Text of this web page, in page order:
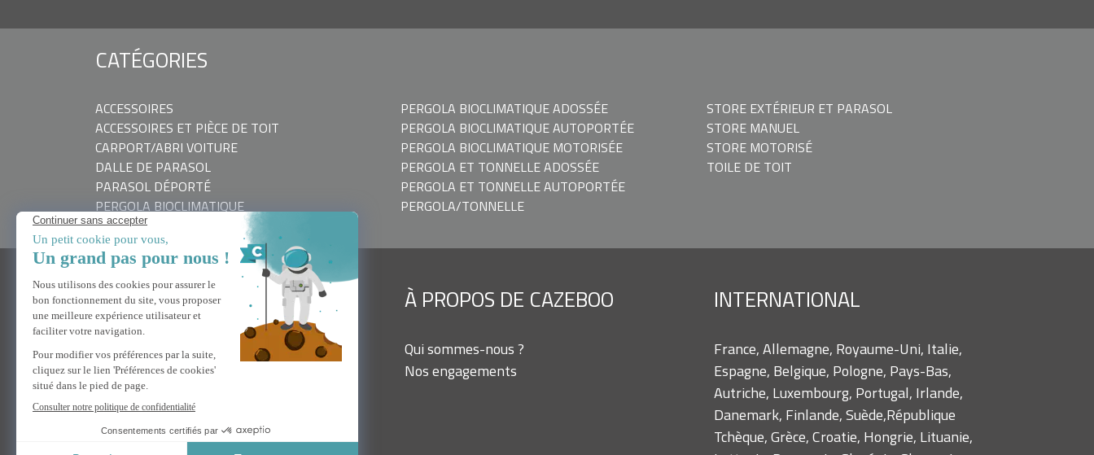
CATÉGORIES
ACCESSOIRES
ACCESSOIRES ET PIÈCE DE TOIT
CARPORT/ABRI VOITURE
DALLE DE PARASOL
PARASOL DÉPORTÉ
PERGOLA BIOCLIMATIQUE
PERGOLA BIOCLIMATIQUE ADOSSÉE
PERGOLA BIOCLIMATIQUE AUTOPORTÉE
PERGOLA BIOCLIMATIQUE MOTORISÉE
PERGOLA ET TONNELLE ADOSSÉE
PERGOLA ET TONNELLE AUTOPORTÉE
PERGOLA/TONNELLE
STORE EXTÉRIEUR ET PARASOL
STORE MANUEL
STORE MOTORISÉ
TOILE DE TOIT
BESOIN D'AIDE
Nous contacter
FAQ
À PROPOS DE CAZEBOO
Qui sommes-nous ?
Nos engagements
INTERNATIONAL
France, Allemagne, Royaume-Uni, Italie,
Espagne, Belgique, Pologne, Pays-Bas,
Autriche, Luxembourg, Portugal, Irlande,
Danemark, Finlande, Suède,République
Tchèque, Grèce, Croatie, Hongrie, Lituanie,